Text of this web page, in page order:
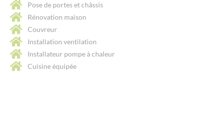
Pose de portes et châssis
Rénovation maison
Couvreur
Installation ventilation
Installateur pompe à chaleur
Cuisine équipée